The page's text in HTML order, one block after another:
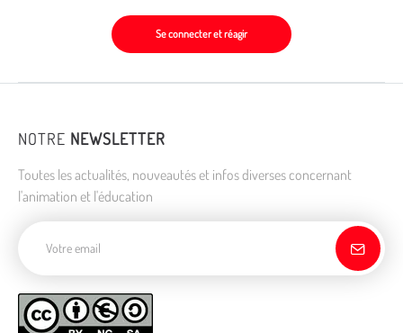
Se connecter et réagir
NOTRE NEWSLETTER
Toutes les actualités, nouveautés et infos diverses concernant
l'animation et l'éducation